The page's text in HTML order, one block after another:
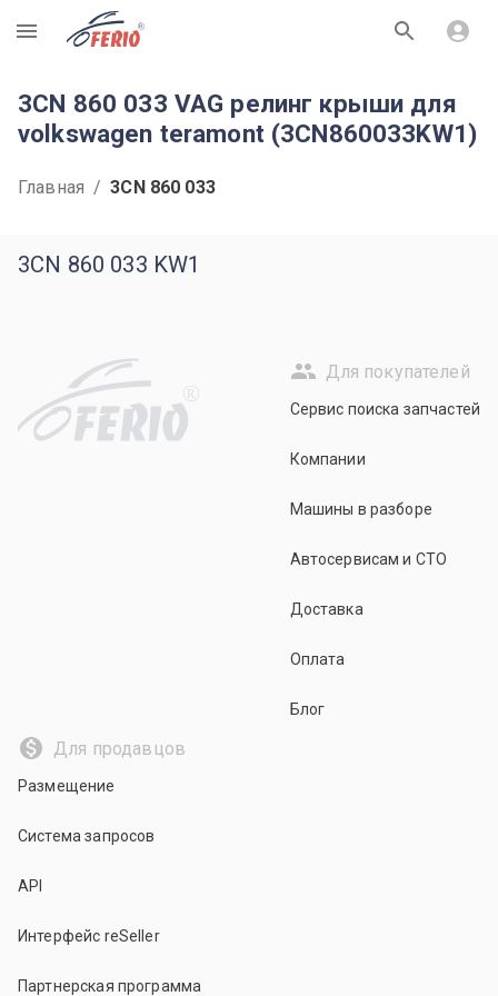
R
3CN 860 033 VAG релинг крыши для
volkswagen teramont (3CN860033KW1)
Главная / 3CN 860 033
3CN 860 033 KW1
R
Для покупателей
Сервис поиска запчастей
Компании
Машины в разборе
Автосервисам и СТО
Доставка
Оплата
Блог
Для продавцов
Размещение
Система запросов
API
Интерфейс reSeller
Партнерская программа